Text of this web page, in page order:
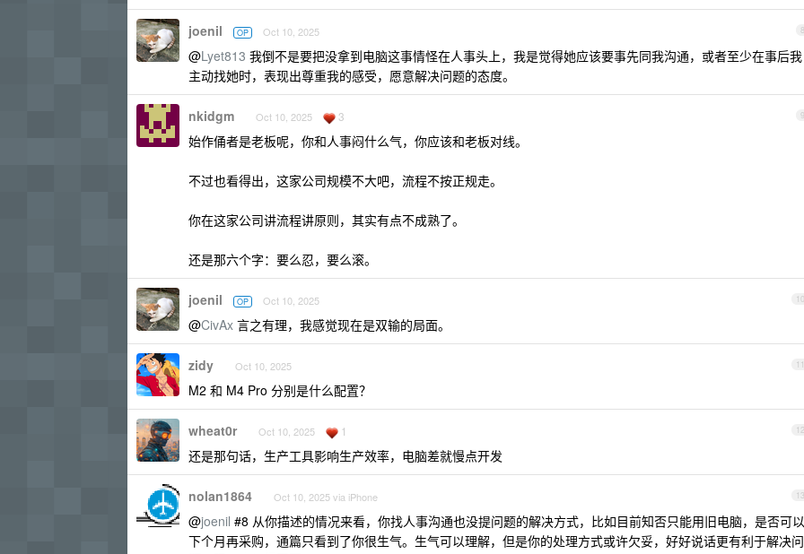
8
joenil OP Oct 10, 2025
@Lyet813 我倒不是要把没拿到电脑这事情怪在人事头上，我是觉得她应该要事先同我沟通，或者至少在事后我
主动找她时，表现出尊重我的感受，愿意解决问题的态度。
9
nkidgm Oct 10, 2025 3
始作俑者是老板呢，你和人事闷什么气，你应该和老板对线。
不过也看得出，这家公司规模不大吧，流程不按正规走。
你在这家公司讲流程讲原则，其实有点不成熟了。
还是那六个字：要么忍，要么滚。
10
joenil OP Oct 10, 2025
@CivAx 言之有理，我感觉现在是双输的局面。
11
zidy Oct 10, 2025
M2 和 M4 Pro 分别是什么配置？
12
wheat0r Oct 10, 2025 1
还是那句话，生产工具影响生产效率，电脑差就慢点开发
13
nolan1864 Oct 10, 2025 via iPhone
@joenil #8 从你描述的情况来看，你找人事沟通也没提问题的解决方式，比如目前知否只能用旧电脑，是否可以
下个月再采购，通篇只看到了你很生气。生气可以理解，但是你的处理方式或许欠妥，好好说话更有利于解决问